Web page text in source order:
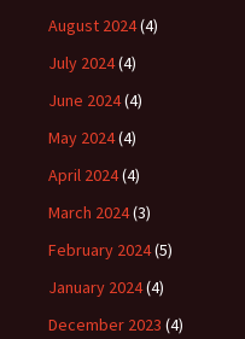
August 2024(4)
July 2024(4)
June 2024(4)
May 2024(4)
April 2024(4)
March 2024(3)
February 2024(5)
January 2024(4)
December 2023 (4)